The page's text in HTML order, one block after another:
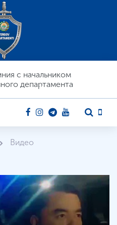
c начальником
департамента
Видео